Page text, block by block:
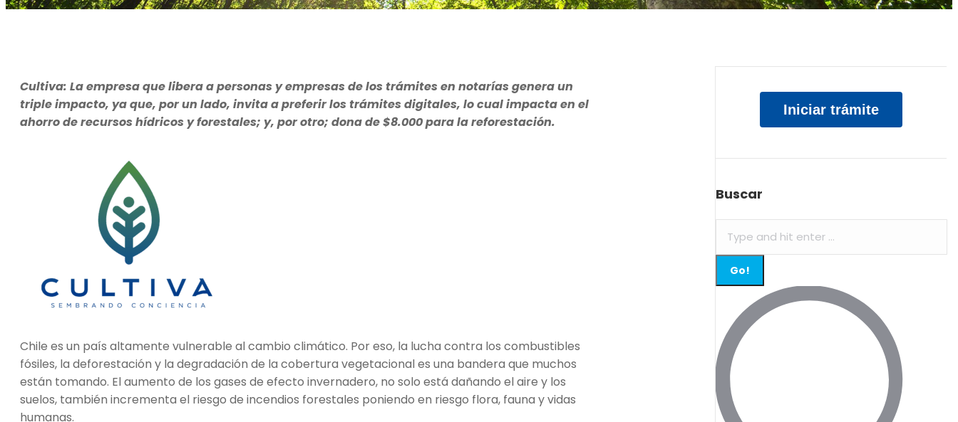
Cultiva: La empresa que libera a personas y empresas de los trámites en notarías genera un
triple impacto, ya que, por un lado, invita a preferir los trámites digitales, lo cual impacta en el
ahorro de recursos hídricos y forestales; y, por otro; dona de $8.000 para la reforestación.
Chile es un país altamente vulnerable al cambio climático. Por eso, la lucha contra los combustibles
fósiles, la deforestación y la degradación de la cobertura vegetacional es una bandera que muchos
están tomando. El aumento de los gases de efecto invernadero, no solo está dañando el aire y los
suelos, también incrementa el riesgo de incendios forestales poniendo en riesgo flora, fauna y vidas
humanas.
Iniciar trámite
Buscar